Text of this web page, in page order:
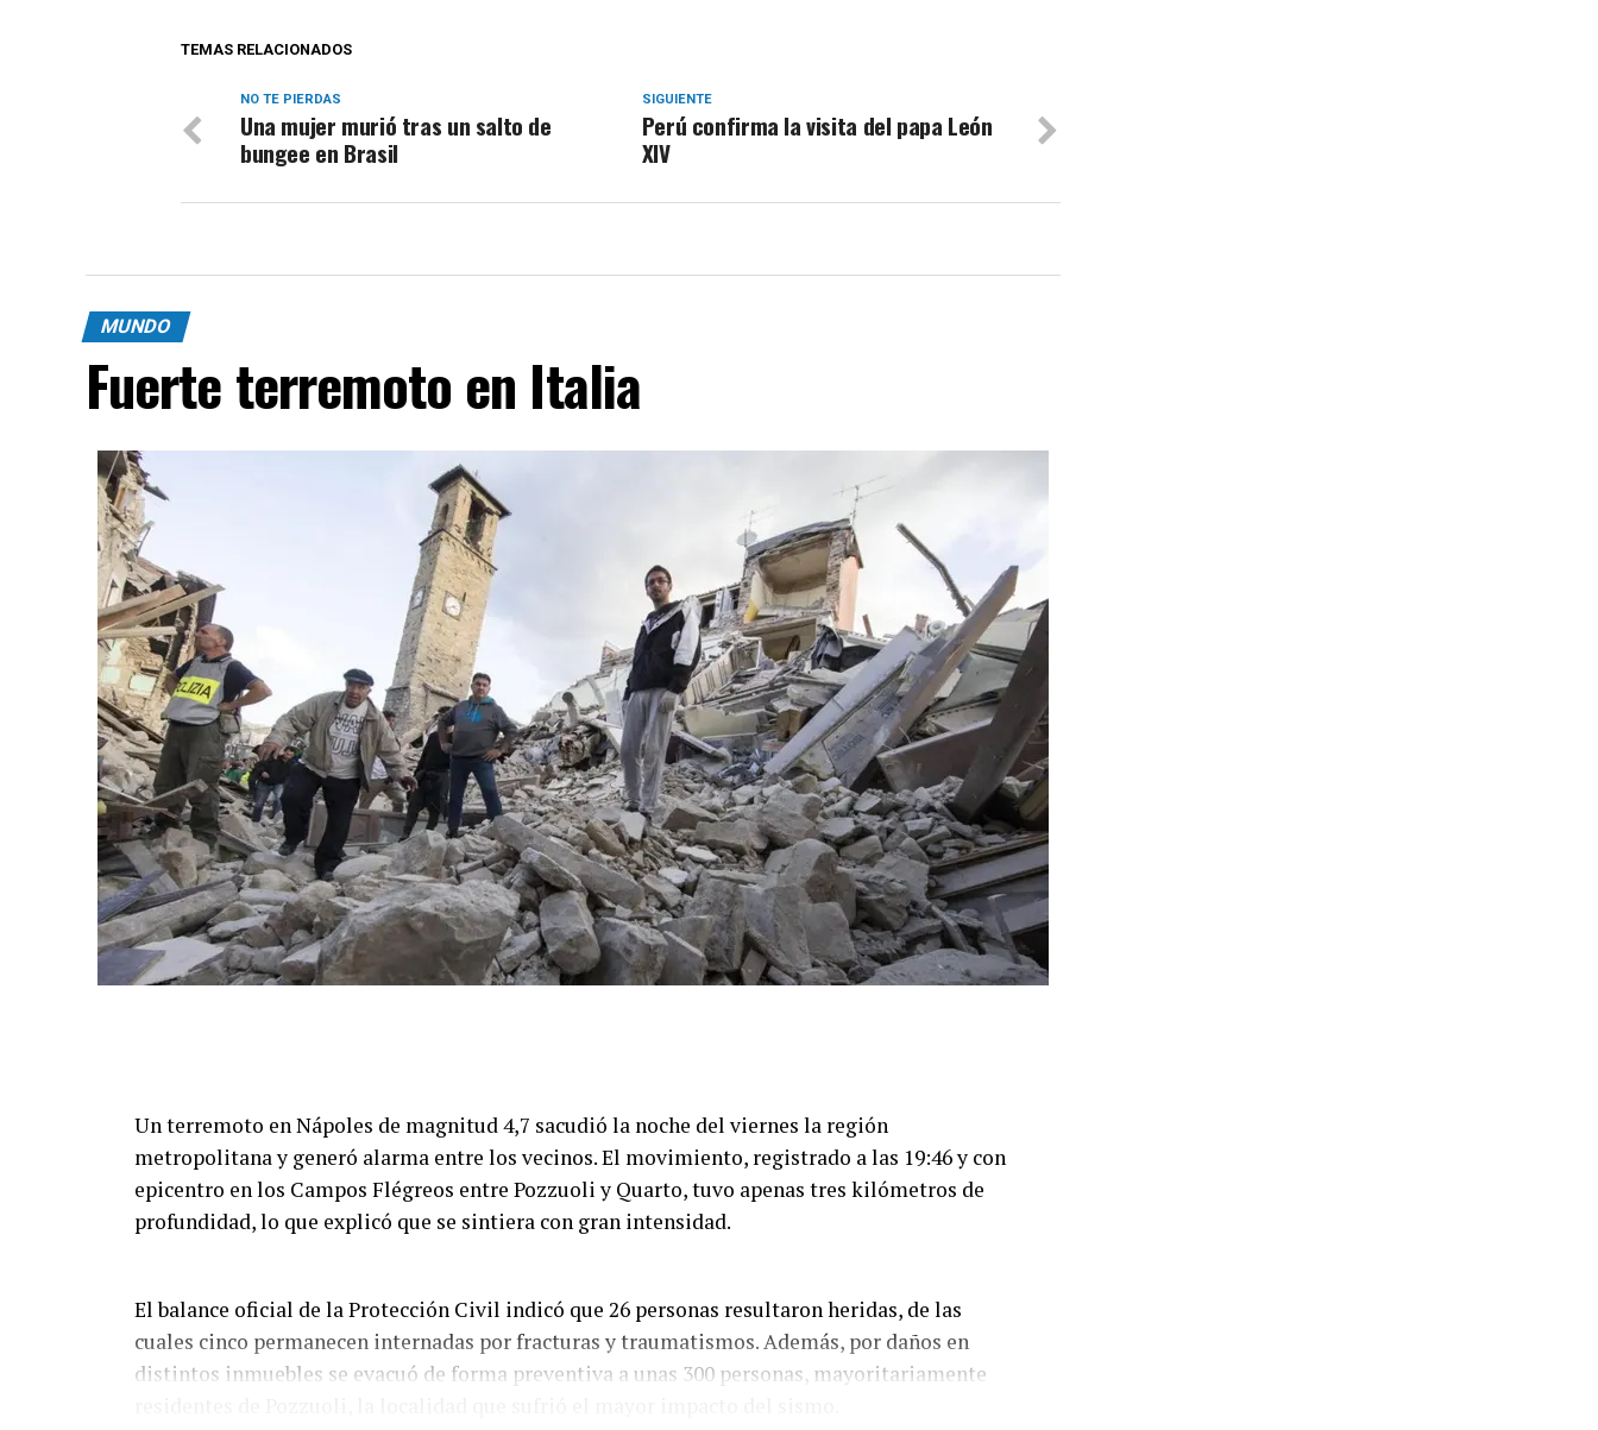
TEMAS RELACIONADOS
SIGUIENTE
Perú confirma la visita del papa León
XIV
NO TE PIERDAS
Una mujer murió tras un salto de
bungee en Brasil
MUNDO
Fuerte terremoto en Italia
Un terremoto en Nápoles de magnitud 4,7 sacudió la noche del viernes la región
metropolitana y generó alarma entre los vecinos. El movimiento, registrado a las 19:46 y con
epicentro en los Campos Flégreos entre Pozzuoli y Quarto, tuvo apenas tres kilómetros de
profundidad, lo que explicó que se sintiera con gran intensidad.
El balance oficial de la Protección Civil indicó que 26 personas resultaron heridas, de las
cuales cinco permanecen internadas por fracturas y traumatismos. Además, por daños en
distintos inmuebles se evacuó de forma preventiva a unas 300 personas, mayoritariamente